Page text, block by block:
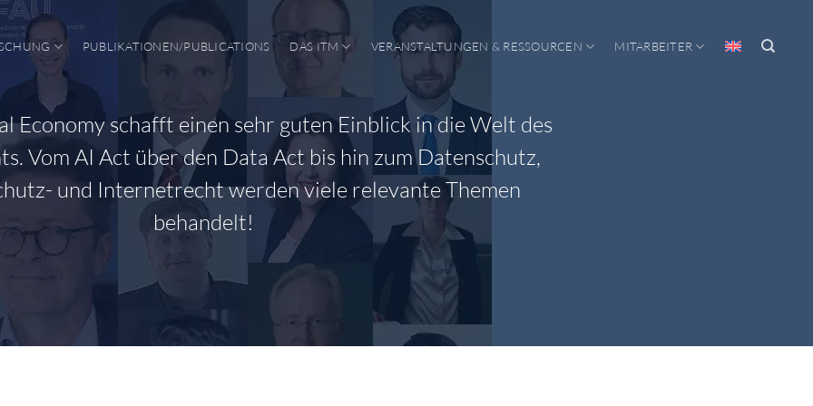
PUBLIKATIONEN/PUBLICATIONS DAS ITM VERANSTALTUNGEN & RESSOURCEN MITARBEITER
Economy schafft einen sehr guten Einblick in die Welt des
Vom AI Act über den Data Act bis hin zum Datenschutz,
und Internetrecht werden viele relevante Themen
behandelt!